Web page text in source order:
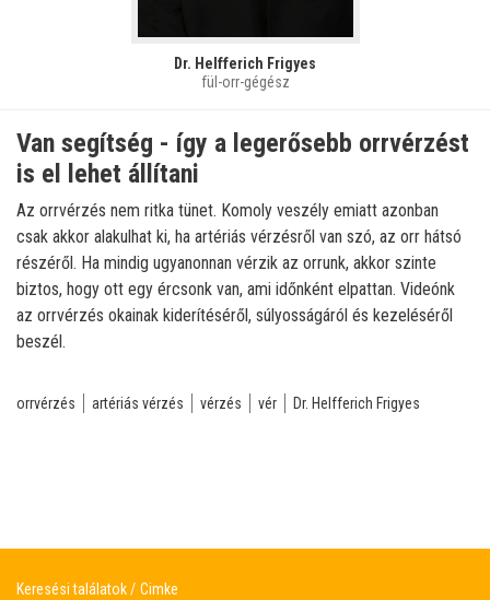
Dr. Helfferich Frigyes
fül-orr-gégész
Van segítség - így a legerősebb orrvérzést
is el lehet állítani
Az orrvérzés nem ritka tünet. Komoly veszély emiatt azonban
csak akkor alakulhat ki, ha artériás vérzésről van szó, az orr hátsó
részéről. Ha mindig ugyanonnan vérzik az orrunk, akkor szinte
biztos, hogy ott egy ércsonk van, ami időnként elpattan. Videónk
az orrvérzés okainak kiderítéséről, súlyosságáról és kezeléséről
beszél.
orrvérzés artériás vérzés vérzés vér Dr. Helfferich Frigyes
Keresési találatok Cimke